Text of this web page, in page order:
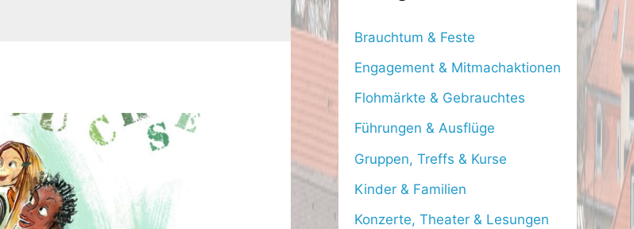
Brauchtum & Feste
Engagement & Mitmachaktionen
Flohmärkte & Gebrauchtes
Führungen & Ausflüge
Gruppen, Treffs & Kurse
Kinder & Familien
Konzerte, Theater & Lesungen